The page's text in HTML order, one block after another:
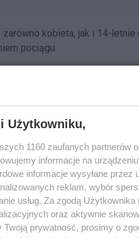
zarówno kobieta, jak i 14-
pociągu.
Jak wynika ze wstępnych
gdy nadjeżdżał szynobus.
i dziecko zdążyli wysiąść,
torach, jednak na szczęście
Nikt z podróżujących
Reklama
służby ratownicze i policja.
Funkcjonariusze ustalają
wjazdu pojazdu na torowisko.
Użytkowniku,
1160 zaufanych partnerów
informacje na
informacje wysyłane
reklam, wybór
usług. Za zgodą
oraz aktywnie
Twoją prywatność, prosimy o